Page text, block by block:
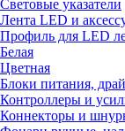
Световые указатели
Лента LED и
Профиль для LED
Белая
Цветная
Блоки питания,
Контроллеры и
Коннекторы и